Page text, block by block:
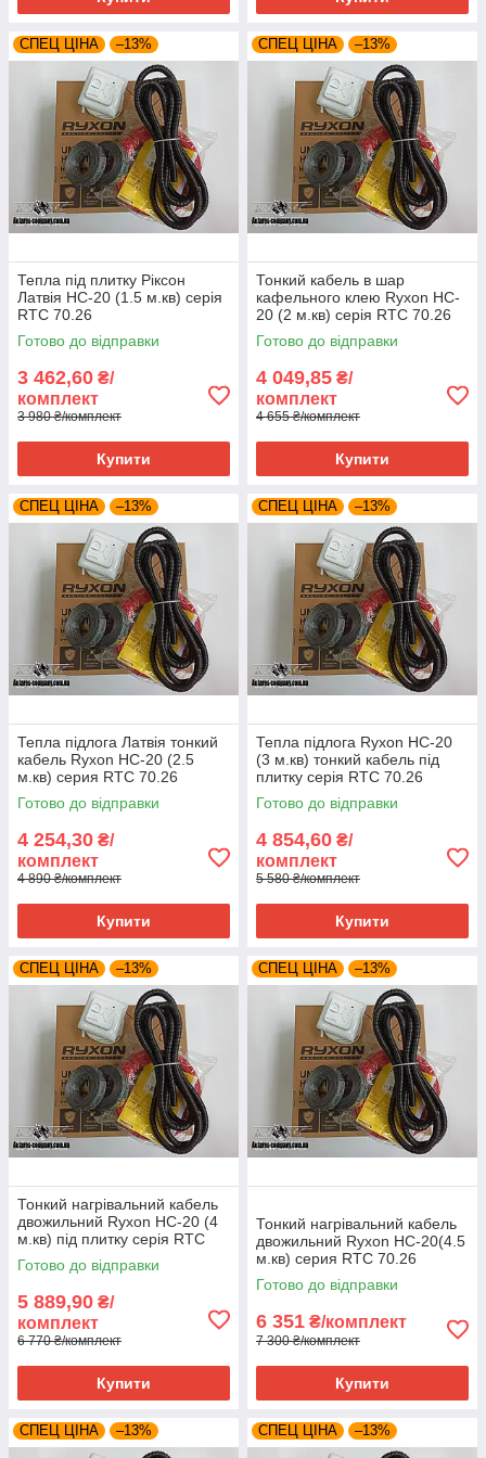
СПЕЦ ЦІНА –13%
Тепла під плитку Ріксон
Латвія HC-20 (1.5 м.кв) серія
RTC 70.26
Готово до відправки
3 462,60 ₴/
комплект
3 980 ₴/комплект
Купити
СПЕЦ ЦІНА –13%
Тонкий кабель в шар
кафельного клею Ryxon HC-
20 (2 м.кв) серія RTC 70.26
Готово до відправки
4 049,85 ₴/
комплект
4 655 ₴/комплект
Купити
СПЕЦ ЦІНА –13%
Тепла підлога Латвія тонкий
кабель Ryxon HC-20 (2.5
м.кв) серия RTC 70.26
Готово до відправки
4 254,30 ₴/
комплект
4 890 ₴/комплект
Купити
СПЕЦ ЦІНА –13%
Тепла підлога Ryxon HC-20
(3 м.кв) тонкий кабель під
плитку серія RTC 70.26
Готово до відправки
4 854,60 ₴/
комплект
5 580 ₴/комплект
Купити
СПЕЦ ЦІНА –13%
Тонкий нагрівальний кабель
двожильний Ryxon HC-20 (4
м.кв) під плитку серія RTC
70.26
Готово до відправки
5 889,90 ₴/
комплект
6 770 ₴/комплект
Купити
СПЕЦ ЦІНА –13%
Тонкий нагрівальний кабель
двожильний Ryxon HC-20(4.5
м.кв) серия RTC 70.26
Готово до відправки
6 351 ₴/комплект
7 300 ₴/комплект
Купити
СПЕЦ ЦІНА –13% СПЕЦ ЦІНА –13%